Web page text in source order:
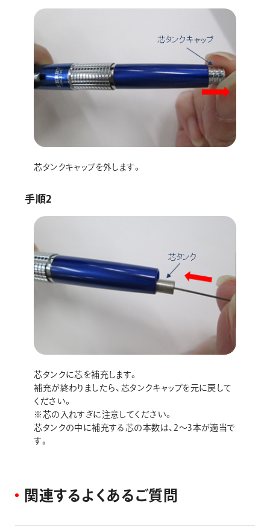
芯タンクキャップを外します。
手順2
芯タンクに芯を補充します。
補充が終わりましたら、芯タンクキャップを元に戻して
ください。
※芯の入れすぎに注意してください。
芯タンクの中に補充する芯の本数は、2～3本が適当で
す。
関 連する よ く ある ご質 問